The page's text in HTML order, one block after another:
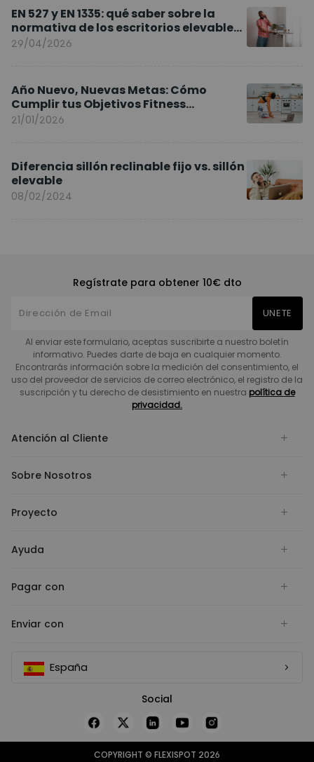
EN 527 y EN 1335: qué saber sobre la
normativa de los escritorios elevables
y sillas ergonómicas
29/04/2026
Año Nuevo, Nuevas Metas: Cómo
Cumplir tus Objetivos Fitness
Entrenando en Casa
21/01/2026
Diferencia sillón reclinable fijo vs. sillón
elevable
08/02/2024
Regístrate para obtener 10€ dto
UNETE
Al enviar este formulario, aceptas suscribirte a nuestro boletín
informativo. Puedes darte de baja en cualquier momento.
Encontrarás información sobre la medición del consentimiento, el
uso del proveedor de servicios de correo electrónico, el registro de la
suscripción y tu derecho de desistimiento en nuestra política de
privacidad.
Atención al Cliente
Sobre Nosotros
Proyecto
Ayuda
Pagar con
Enviar con
España
Social
COPYRIGHT © FLEXISPOT 2026